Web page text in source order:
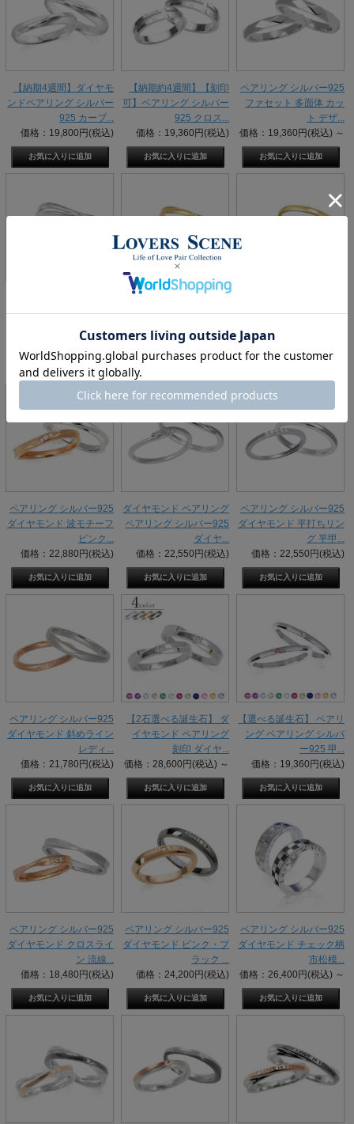
【納期4週間】ダイヤモ
ンドペアリング シルバー
925 カーブ...
価格：19,800円(税込)
【納期約4週間】【刻印
可】ペアリング シルバー
925 クロス...
価格：19,360円(税込)
ペアリング シルバー925
ファセット 多面体 カッ
ト デザ...
価格：19,360円(税込) ～
グ シルバー クロスタイ
価格：19,800円(税込)～
【納期約4週間】【選べ
る誕生石】K18 ペアリン
価格：132,000円(税込)
る誕生石】K18 ペアリン
価格：110,000円(税込)
ペアリング シルバー925
ダイヤモンド 波モチーフ
ピンク...
価格：22,880円(税込)
ダイヤモンド ペアリング
ペアリング シルバー925
ダイヤ...
価格：22,550円(税込)
ペアリング シルバー925
ダイヤモンド 平打ちリン
グ 平甲...
価格：22,550円(税込)
ペアリング シルバー925
ダイヤモンド 斜めライン
レディ...
価格：21,780円(税込)
【2石選べる誕生石】 ダ
イヤモンド ペアリング
刻印 ダイヤ...
価格：28,600円(税込) ～
【選べる誕生石】 ペアリ
ング ペアリング シルバ
ー925 甲...
価格：19,360円(税込)
ペアリング シルバー925
ダイヤモンド クロスライ
ン 流線...
価格：18,480円(税込)
ペアリング シルバー925
ダイヤモンド ピンク・ブ
ラック ...
価格：24,200円(税込)
ペアリング シルバー925
ダイヤモンド チェック柄
市松模...
価格：26,400円(税込) ～